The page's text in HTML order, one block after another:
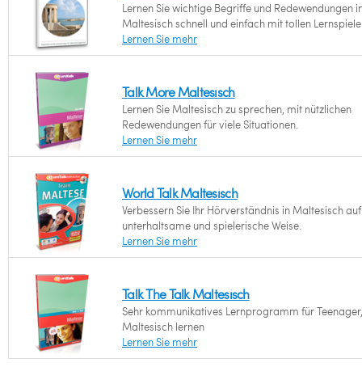
Lernen Sie wichtige Begriffe und Redewendungen
Maltesisch schnell und einfach mit tollen
Lernen Sie mehr
Talk More Maltesisch
Lernen Sie Maltesisch zu sprechen, mit nützlichen
Redewendungen für viele Situationen.
Lernen Sie mehr
World Talk Maltesisch
Verbessern Sie Ihr Hörverständnis in Maltesisch auf
unterhaltsame und spielerische Weise.
Lernen Sie mehr
Talk The Talk Maltesisch
Sehr kommunikatives Lernprogramm für
Maltesisch lernen
Lernen Sie mehr